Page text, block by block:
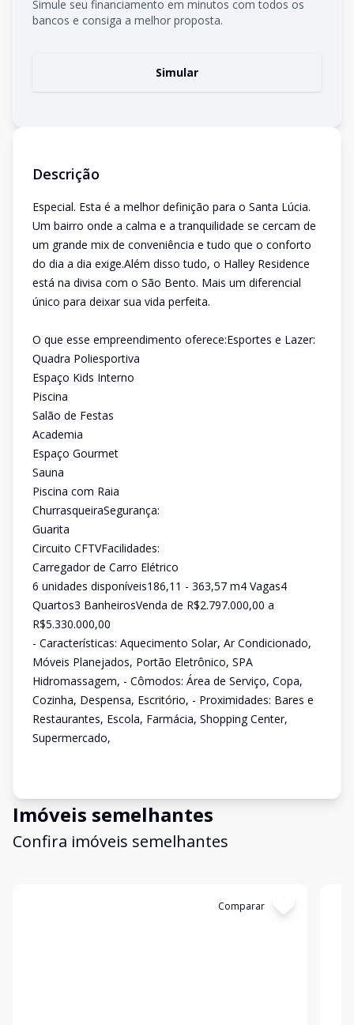
Simule seu financiamento em minutos com todos os
bancos e consiga a melhor proposta.
Simular
Descrição
Especial. Esta é a melhor definição para o Santa Lúcia.
Um bairro onde a calma e a tranquilidade se cercam de
um grande mix de conveniência e tudo que o conforto
do dia a dia exige.Além disso tudo, o Halley Residence
está na divisa com o São Bento. Mais um diferencial
único para deixar sua vida perfeita.
O que esse empreendimento oferece:Esportes e Lazer:
Quadra Poliesportiva
Espaço Kids Interno
Piscina
Salão de Festas
Academia
Espaço Gourmet
Sauna
Piscina com Raia
ChurrasqueiraSegurança:
Guarita
Circuito CFTVFacilidades:
Carregador de Carro Elétrico
6 unidades disponíveis186,11 - 363,57 m4 Vagas4
Quartos3 BanheirosVenda de R$2.797.000,00 a
R$5.330.000,00
- Características: Aquecimento Solar, Ar Condicionado,
Móveis Planejados, Portão Eletrônico, SPA
Hidromassagem, - Cômodos: Área de Serviço, Copa,
Cozinha, Despensa, Escritório, - Proximidades: Bares e
Restaurantes, Escola, Farmácia, Shopping Center,
Supermercado,
Imóveis semelhantes
Confira imóveis semelhantes
Comparar